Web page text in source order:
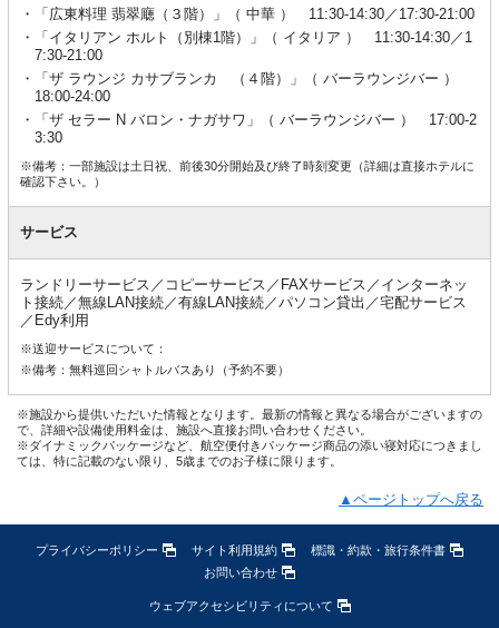
「広東料理 翡翠廰（３階）」（ 中華 ） 11:30-14:30／17:30-21:00
「イタリアン ホルト（別棟1階）」（ イタリア ） 11:30-14:30／1
7:30-21:00
「ザ ラウンジ カサブランカ （４階）」（ バーラウンジバー ）
18:00-24:00
「ザ セラー N バロン・ナガサワ」（ バーラウンジバー ） 17:00-2
3:30
※備考：一部施設は土日祝、前後30分開始及び終了時刻変更（詳細は直接ホテルに
確認下さい。）
サービス
ランドリーサービス／コピーサービス／FAXサービス／インターネッ
ト接続／無線LAN接続／有線LAN接続／パソコン貸出／宅配サービス
／Edy利用
※送迎サービスについて：
※備考：無料巡回シャトルバスあり（予約不要）
※施設から提供いただいた情報となります。最新の情報と異なる場合がございますの
で、詳細や設備使用料金は、施設へ直接お問い合わせください。
※ダイナミックパッケージなど、航空便付きパッケージ商品の添い寝対応につきまし
ては、特に記載のない限り、5歳までのお子様に限ります。
▲ページトップへ戻る
プライバシーポリシー サイト利用規約
標識・約款・旅行条件書
お問い合わせ
ウェブアクセシビリティについて